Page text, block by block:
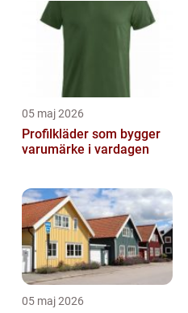
05 maj 2026
Profilkläder som bygger
varumärke i vardagen
05 maj 2026